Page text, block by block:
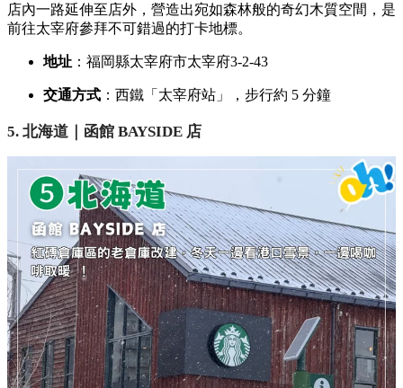
店內一路延伸至店外，營造出宛如森林般的奇幻木質空間，是
前往太宰府參拜不可錯過的打卡地標。
地址 ：福岡縣太宰府市太宰府3-2-43
交通方式 ：西鐵「太宰府站」，步行約 5 分鐘
5. 北海道｜函館 BAYSIDE 店